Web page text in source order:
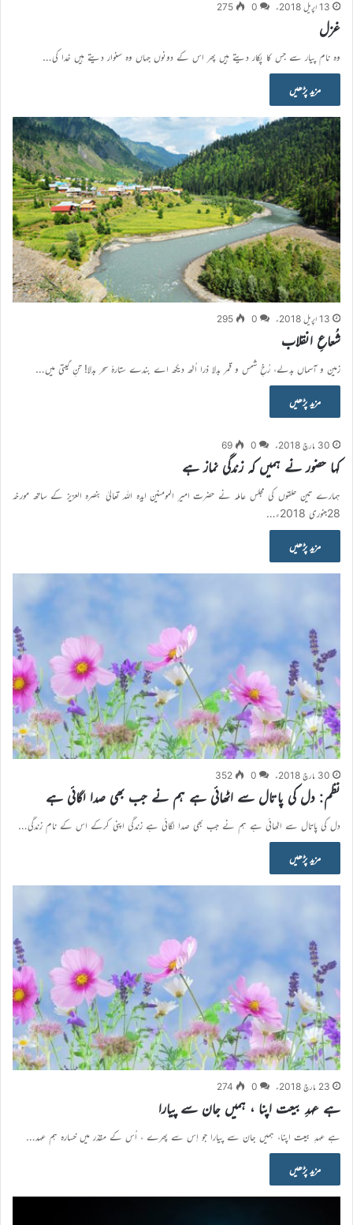
13 اپریل 2018ء 0
275
غزل
وہ نام پیار سے جس کا پکار دیتے ہیں پھر اس کے دونوں جہاں وہ سنوار دیتے ہیں خدا کی…
مزید پڑھیں
13 اپریل 2018ء 0
295
شُعاعِ انقلاب
زمین و آسماں بدلے، رُخِ شمس و قمر بدلا ذرا اُٹھ دیکھ اے بندے ستارۂ سحر بدلا! تنِ گیتی میں…
مزید پڑھیں
30 مارچ 2018ء 0
69
کہا حضور نے ہمیں کہ زندگی نماز ہے
ہمارے تین حلقوں کی مجلس عاملہ نے حضرت امیر المومنین ایدہ اللہ تعالیٰ بنصرہ العزیز کے ساتھ مورخہ
28جنوری 2018ء…
مزید پڑھیں
30 مارچ 2018ء 0
352
نظم: دل کی پاتال سے اٹھائی ہے ہم نے جب بھی صدا لگائی ہے
دل کی پاتال سے اٹھائی ہے ہم نے جب بھی صدا لگائی ہے زندگی اپنی کرکے اس کے نام زندگی…
مزید پڑھیں
23 مارچ 2018ء 0
274
ہے عہدِ بیعت اپنا ، ہمیں جان سے پیارا
ہے عہدِ بیعت اپنا، ہمیں جان سے پیارا جو اِس سے پھرے ، اُس کے مقدّر میں خسارہ ہم عہد…
مزید پڑھیں